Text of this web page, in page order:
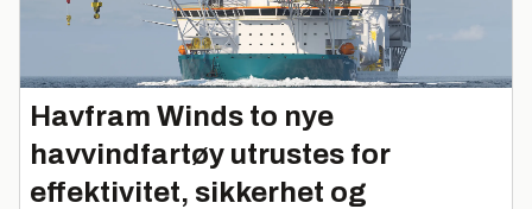
Havfram Winds to nye
havvindfartøy utrustes for
effektivitet, sikkerhet og